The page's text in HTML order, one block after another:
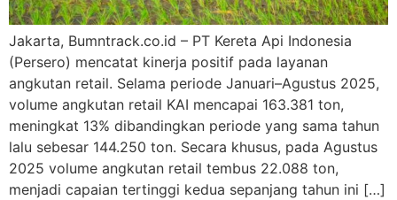
Jakarta, Bumntrack.co.id – PT Kereta Api Indonesia
(Persero) mencatat kinerja positif pada layanan
angkutan retail. Selama periode Januari–Agustus 2025,
volume angkutan retail KAI mencapai 163.381 ton,
meningkat 13% dibandingkan periode yang sama tahun
lalu sebesar 144.250 ton. Secara khusus, pada Agustus
2025 volume angkutan retail tembus 22.088 ton,
menjadi capaian tertinggi kedua sepanjang tahun ini […]